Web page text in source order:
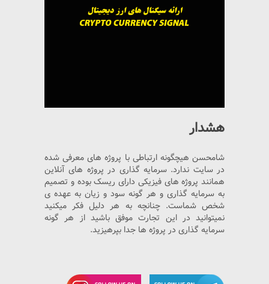
هشدار
شامحسن هیچگونه ارتباطی با پروژه های معرفی شده
در سایت ندارد. سرمایه گذاری در پروژه های آنلاین
همانند پروژه های فیزیکی دارای ریسک بوده و تصمیم
به سرمایه گذاری و هر گونه سود و زیان به عهده ی
شخص شماست. چنانچه به هر دلیل فکر میکنید
نمیتوانید در این تجارت موفق باشید از هر گونه
سرمایه گذاری در پروژه ها جدا بپرهیزید.